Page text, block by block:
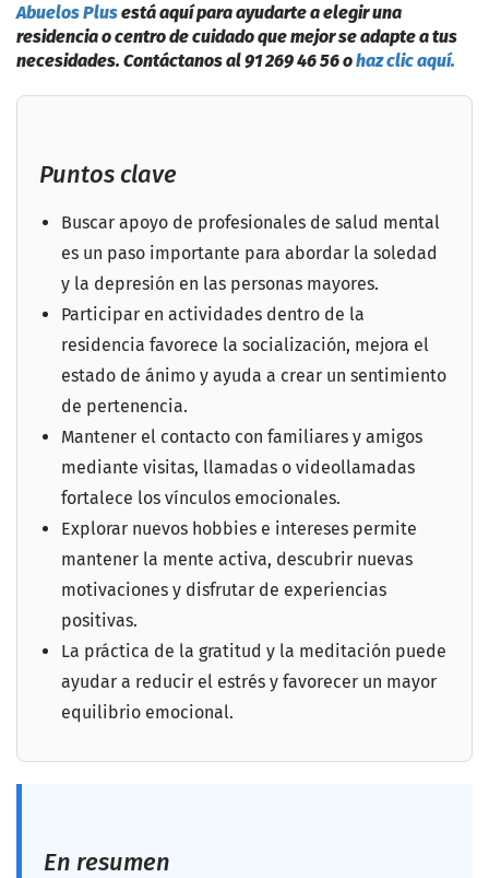
Abuelos Plusestá aquí para ayudarte a elegir una
residencia o centro de cuidado que mejor se adapte a tus
necesidades. Contáctanos al 91 269 46 56 ohaz clic aquí.
Puntos clave
Buscar apoyo de profesionales de salud mental
es un paso importante para abordar la soledad
y la depresión en las personas mayores.
Participar en actividades dentro de la
residencia favorece la socialización, mejora el
estado de ánimo y ayuda a crear un sentimiento
de pertenencia.
Mantener el contacto con familiares y amigos
mediante visitas, llamadas o videollamadas
fortalece los vínculos emocionales.
Explorar nuevos hobbies e intereses permite
mantener la mente activa, descubrir nuevas
motivaciones y disfrutar de experiencias
positivas.
La práctica de la gratitud y la meditación puede
ayudar a reducir el estrés y favorecer un mayor
equilibrio emocional.
En resumen